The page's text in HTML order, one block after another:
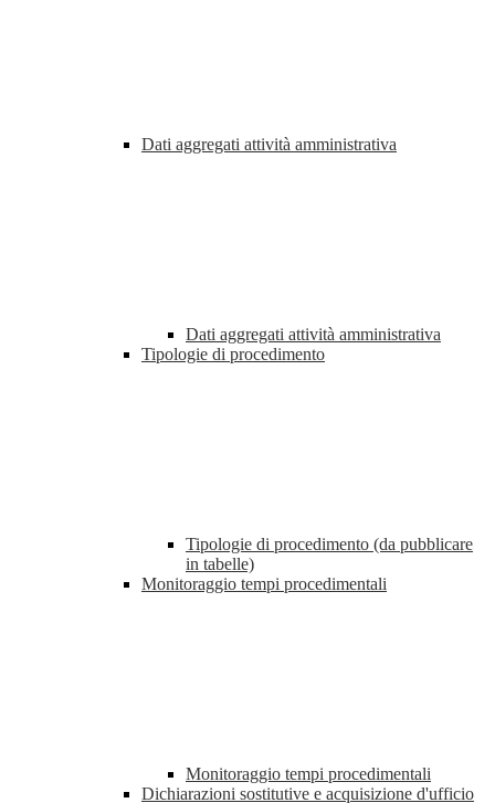
Dati aggregati attività amministrativa
Dati aggregati attività amministrativa
Tipologie di procedimento
Tipologie di procedimento (da pubblicare
in tabelle)
Monitoraggio tempi procedimentali
Monitoraggio tempi procedimentali
Dichiarazioni sostitutive e acquisizione d'ufficio